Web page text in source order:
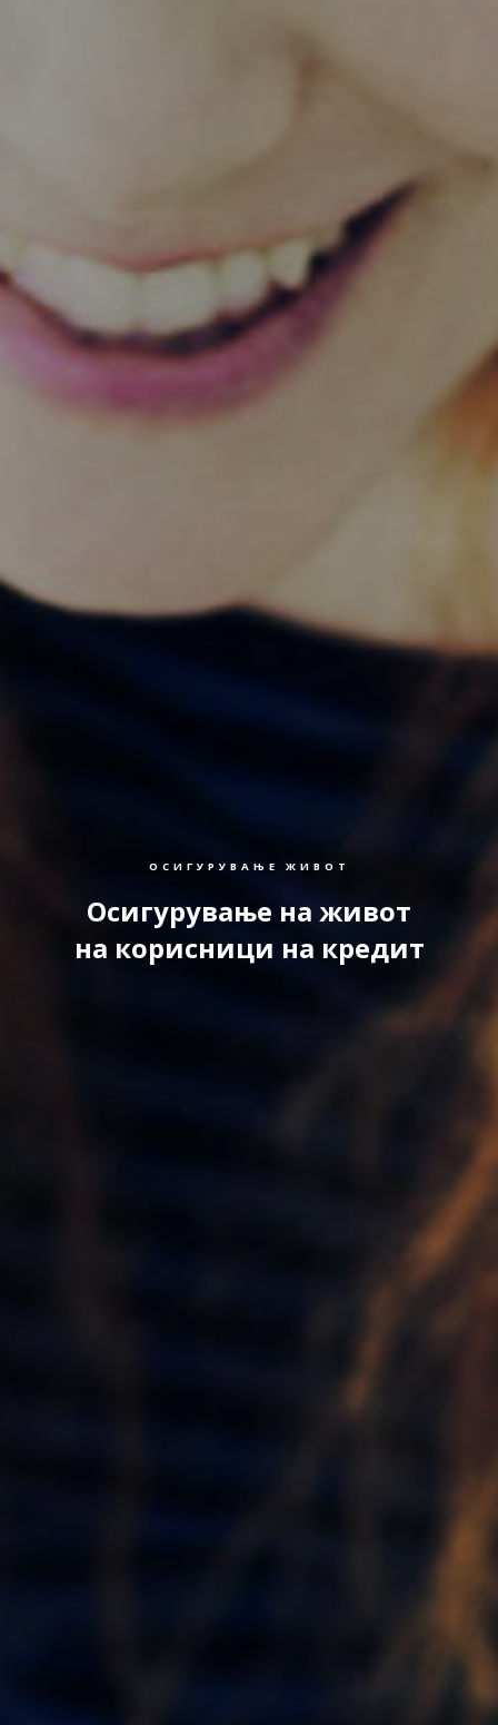
ОСИГУРУВАЊЕ ЖИВОТ
Осигурување на живот
на корисници на кредит